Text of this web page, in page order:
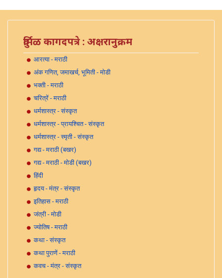
दुर्मिळ कागदपत्रे : अक्षरानुक्रम
आरत्या - मराठी
अंक गणित, जमाखर्च, भूमिती - मोडी
भक्ती - मराठी
चरित्रें - मराठी
धर्मशास्त्र - संस्कृत
धर्मशास्त्र - प्रायश्चित - संस्कृत
धर्मशास्त्र - स्मृती - संस्कृत
गद्य - मराठी (बखर)
गद्य - मराठी - मोडी (बखर)
हिंदी
हृदय - मंत्र - संस्कृत
इतिहास - मराठी
जंत्री - मोडी
ज्योतिष - मराठी
कथा - संस्कृत
कथा पुराणें - मराठी
कवच - मंत्र - संस्कृत